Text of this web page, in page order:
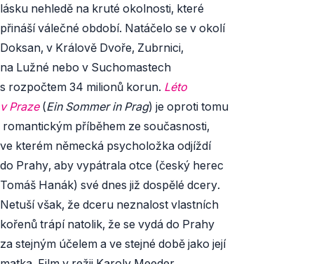
lásku nehledě na kruté okolnosti, které
přináší válečné období. Natáčelo se v okolí
Doksan, v Králově Dvoře, Zubrnici,
na Lužné nebo v Suchomastech
s rozpočtem 34 milionů korun. Léto
v Praze (Ein Sommer in Prag) je oproti tomu
romantickým příběhem ze současnosti,
ve kterém německá psycholožka odjíždí
do Prahy, aby vypátrala otce (český herec
Tomáš Hanák) své dnes již dospělé dcery.
Netuší však, že dceru neznalost vlastních
kořenů trápí natolik, že se vydá do Prahy
za stejným účelem a ve stejné době jako její